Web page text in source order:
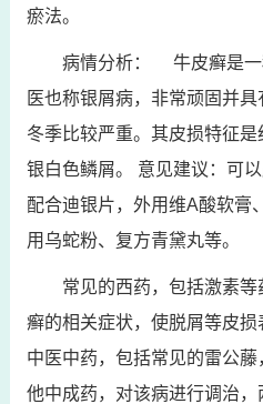
瘀法。
病情分析： 牛皮癣是一
医也称银屑病，非常顽固并
冬季比较严重。其皮损特征
银白色鳞屑。 意见建议：可
配合迪银片，外用维A酸软膏
用乌蛇粉、复方青黛丸等。
常见的西药，包括激素
癣的相关症状，使脱屑等皮
中医中药，包括常见的雷公
他中成药，对该病进行调治